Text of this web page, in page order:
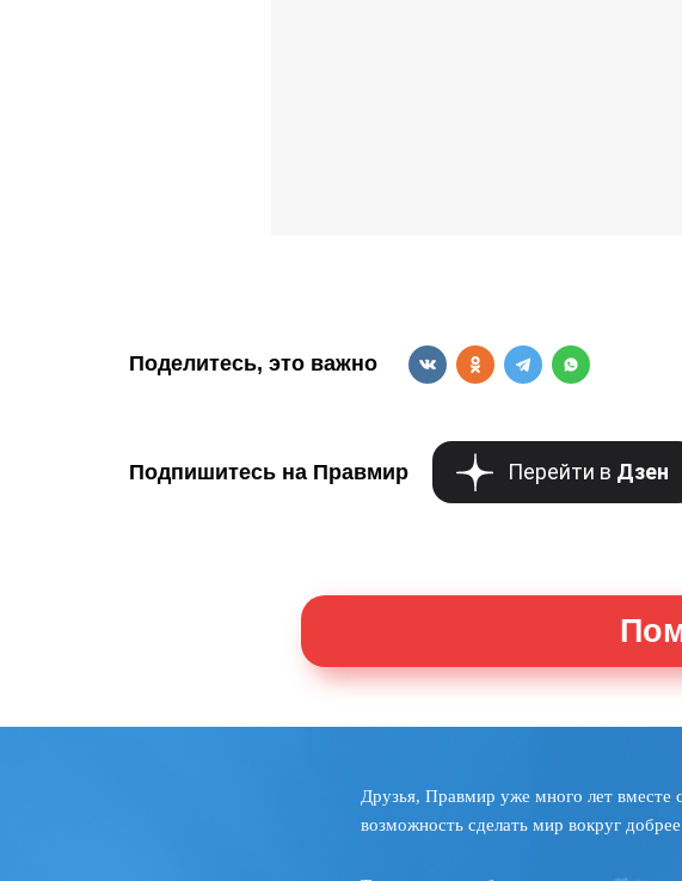
Поделитесь, это важно
Подпишитесь на Правмир Перейти в Дзен
Друзья, Правмир уже много лет
возможность сделать мир вокруг